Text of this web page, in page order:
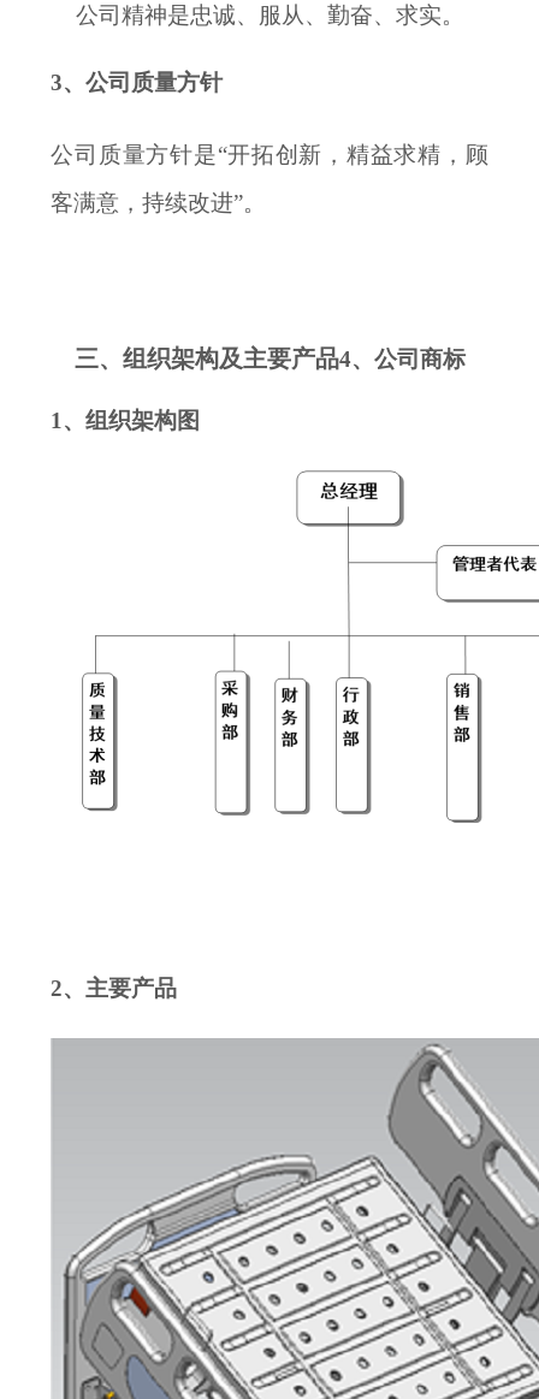
公司精神是忠诚、服从、勤奋、求实。
3、公司质量方针
公司质量方针是“开拓创新，精益求精，顾
客满意，持续改进”。
三、 组织架构及主要产品4、公司商标
1 、组织架构图
2、 主要产品